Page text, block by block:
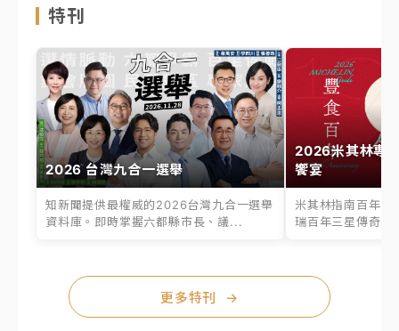
特刊
2026 台灣九合一選舉
知新聞提供最權威的2026台灣九合一選舉
資料庫。即時掌握六都縣市長、議...
2026米其林專
饗宴
米其林指南百年之
瑞百年三星傳奇、
更多特刊 →